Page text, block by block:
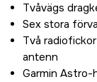
Tvåvägs
Sex stora
Två
antenn
Garmin Astro-